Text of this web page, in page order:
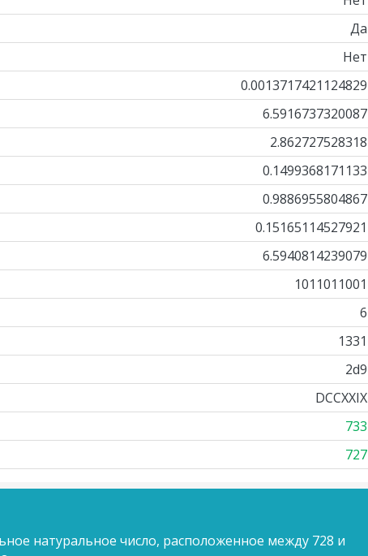
Да
Нет
0.0013717421124829
6.5916737320087
2.862727528318
0.1499368171133
0.9886955804867
0.15165114527921
6.5940814239079
1011011001
6
1331
2d9
DCCXXIX
733
727
натуральное число, расположенное между 728 и